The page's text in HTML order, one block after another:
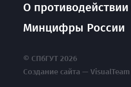
О
Минцифры России
© СПбГУТ 2026
Создание сайта — VisualTeam